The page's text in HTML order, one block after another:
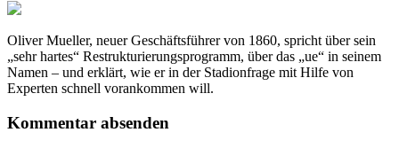
Oliver Mueller, neuer Geschäftsführer von 1860, spricht über sein
„sehr hartes“ Restrukturierungsprogramm, über das „ue“ in seinem
Namen – und erklärt, wie er in der Stadionfrage mit Hilfe von
Experten schnell vorankommen will.
Kommentar absenden